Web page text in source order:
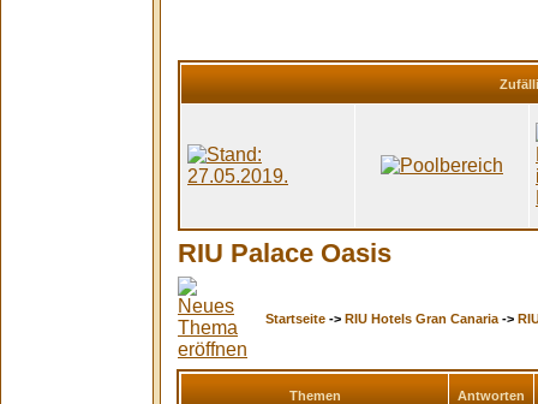
RIU Palace Oasis
Startseite -> RIU Hotels Gran Canaria ->
Themen Antworten